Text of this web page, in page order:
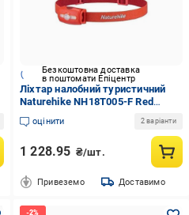
Безкоштовна доставка
в поштомати Епіцентр
Ліхтар налобний туристичний
Naturehike NH18T005-F Red
(6927595749814)
оцінити 2 варіанти
1 228.95 ₴/шт.
Привеземо Доставимо